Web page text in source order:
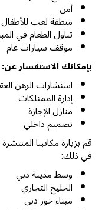
أمن
منطقة لعب للأطفال
تناول الطعام في
موقف سيارات عام
بإمكانك الاستفسار عن:
استشارات الرهن
إدارة الممتلكات
منازل الإجازة
تصميم داخلي
قم بزيارة مكاتبنا
في ذلك:
وسط مدينة دبي
الخليج التجاري
ميناء خور دبي